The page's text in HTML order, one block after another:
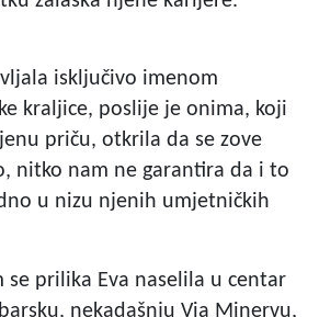
isključivo imenom
kraljice, poslije je onima, koji
priču, otkrila da se zove
nitko nam ne garantira da i to
u nizu njenih umjetničkih
se prilika Eva naselila u centar
nekadašnju Via Minervu,